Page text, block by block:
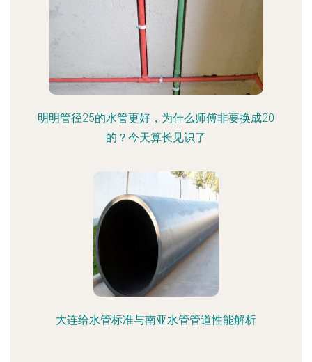
明明管径25的水管更好，为什么师傅非要换成20
的？今天算长见识了
大连给水管标准与南亚水管管道性能解析